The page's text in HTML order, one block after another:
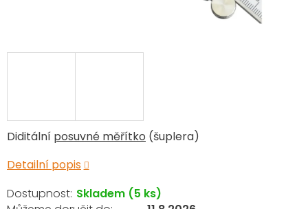
Diditální posuvné měřítko (šuplera)
Detailní popis
Skladem (5 ks)